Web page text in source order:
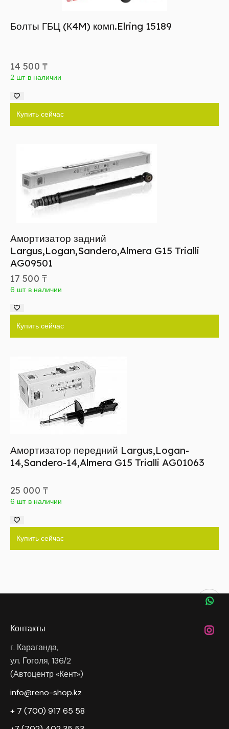
Болты ГБЦ (К4M) комп.Elring 15189
14 500 ₸
2 шт в наличии
Купить сейчас
Амортизатор задний
Largus,Logan,Sandero,Almera G15 Trialli
AG09501
17 500 ₸
6 шт в наличии
Купить сейчас
Амортизатор передний Largus,Logan-
14,Sandero-14,Almera G15 Trialli AG01063
25 000 ₸
6 шт в наличии
Купить сейчас
Контакты
г. Караганда,
ул. Гоголя, 136/2
(Автоцентр «Кент»)
info@reno-shop.kz
+ 7 (700) 917 65 58